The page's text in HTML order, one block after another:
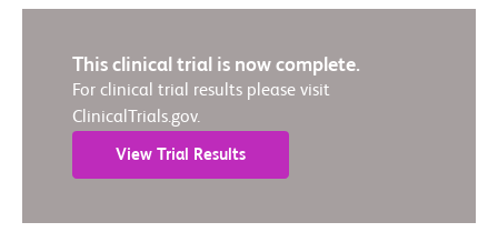
This clinical trial is now complete.
For clinical trial results please visit
ClinicalTrials.gov.
View Trial Results